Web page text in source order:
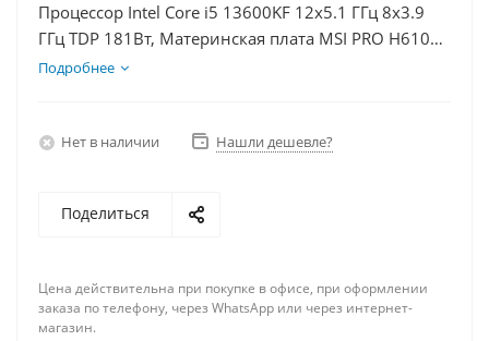
Процессор Intel Core i5 13600KF 12x5.1 ГГц 8x3.9
ГГц TDP 181Вт, Материнская плата MSI PRO H610M-
E, Видеокарта RTX 4060 8Гб, Память DDR4 16Gb,
Подробнее
Нет в наличии Нашли дешевле?
Поделиться
Цена действительна при покупке в офисе, при оформлении
заказа по телефону, через WhatsApp или через интернет-
магазин.